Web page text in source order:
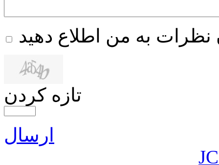
نظرات به من اطلاع دهید
تازه کردن
ارسال